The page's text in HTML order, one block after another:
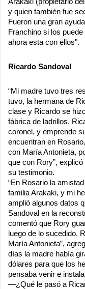
y quien también fue
Fueron una gran
Franchino si los
ahora esta con ellos".
Ricardo Sandoval
“Mi madre tuvo tres
tuvo, la hermana de
clase y Ricardo se
fábrica de ladrillos.
coronel, y emprende
encuentran en
con María Antonieta,
que con Rory”,
su testimonio.
“En Rosario la
familia Arakaki, y mi
amplió algunos datos
Sandoval en la
comentó que Rory
luego de lo sucedido.
María Antonieta”,
días la madre había
dólares para que los
pensaba venir e
―¿Qué le pasó a